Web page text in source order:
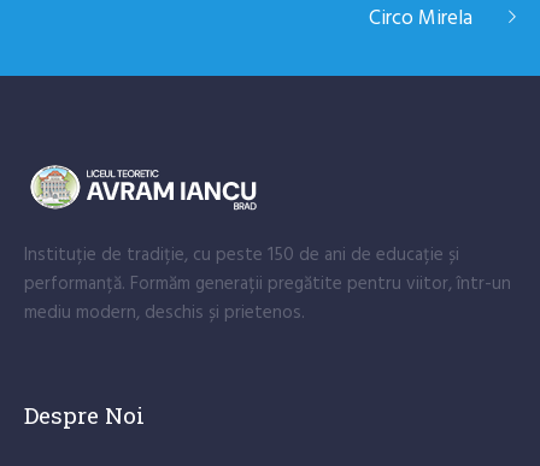
Circo Mirela
Instituție de tradiție, cu peste 150 de ani de educație și
performanță. Formăm generații pregătite pentru viitor, într-un
mediu modern, deschis și prietenos.
Despre Noi